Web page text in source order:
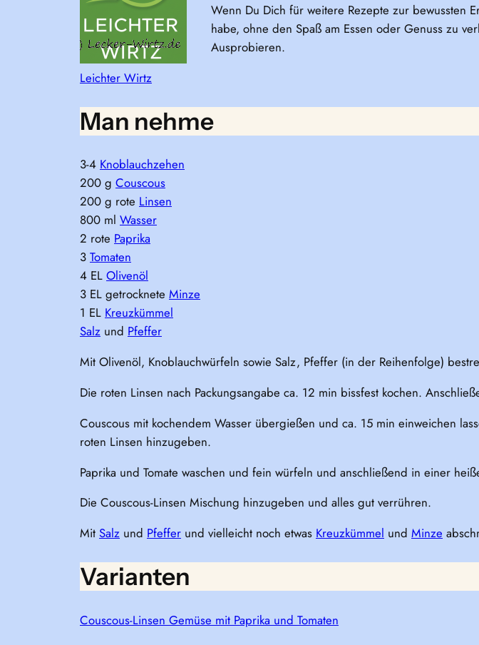
Leichter Wirtz
Wenn Du Dich für weitere Rezepte zur bewussten
habe, ohne den Spaß am Essen oder Genuss zu
Ausprobieren.
Man nehme
3-4 Knoblauchzehen
200 g Couscous
200 g rote Linsen
800 ml Wasser
2 rote Paprika
3 Tomaten
4 EL Olivenöl
3 EL getrocknete Minze
1 EL Kreuzkümmel
Salz und Pfeffer
Mit Olivenöl, Knoblauchwürfeln sowie Salz, Pfeffer (in der Reihenfolge)
Die roten Linsen nach Packungsangabe ca. 12 min bissfest kochen.
Couscous mit kochendem Wasser übergießen und ca. 15 min einweichen
roten Linsen hinzugeben.
Paprika und Tomate waschen und fein würfeln und anschließend in einer
Die Couscous-Linsen Mischung hinzugeben und alles gut verrühren.
Mit Salz und Pfeffer und vielleicht noch etwas Kreuzkümmel und Minze
Varianten
Couscous-Linsen Gemüse mit Paprika und Tomaten